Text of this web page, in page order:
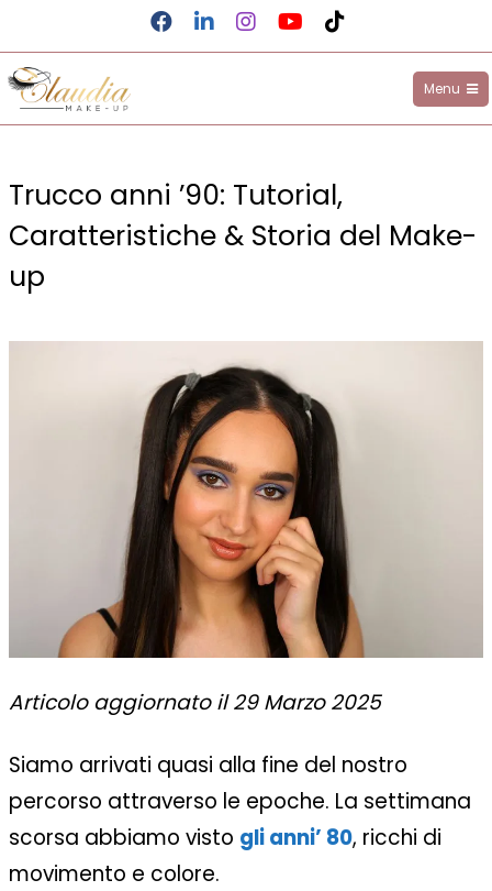
contenuto
FacebookLinkedInInstagram
YouTubeTikTok
Claudia Make-up
Menu
Trucco anni ’90: Tutorial,
Caratteristiche & Storia del Make-
up
Articolo aggiornato il 29 Marzo 2025
Siamo arrivati quasi alla fine del nostro
percorso attraverso le epoche. La settimana
scorsa abbiamo visto gli anni’ 80, ricchi di
movimento e colore.